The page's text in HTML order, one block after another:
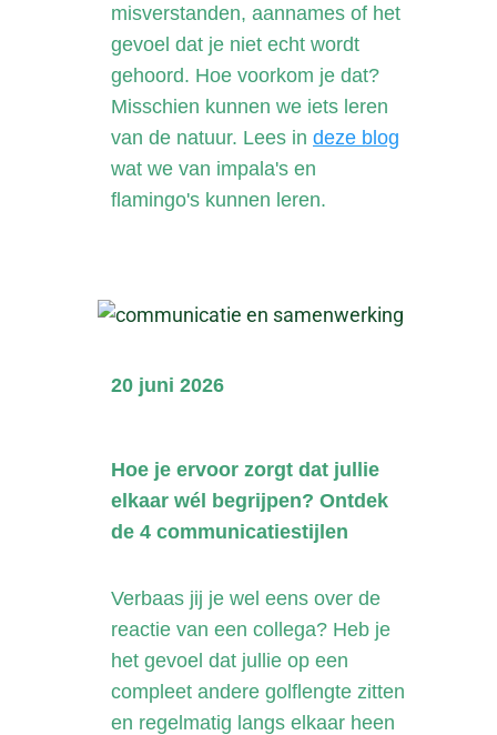
misverstanden, aannames of het
gevoel dat je niet echt wordt
gehoord. Hoe voorkom je dat?
Misschien kunnen we iets leren
van de natuur. Lees in deze blog
wat we van impala's en
flamingo's kunnen leren.
20 juni 2026
Hoe je ervoor zorgt dat jullie
elkaar wél begrijpen? Ontdek
de 4 communicatiestijlen
Verbaas jij je wel eens over de
reactie van een collega? Heb je
het gevoel dat jullie op een
compleet andere golflengte zitten
en regelmatig langs elkaar heen